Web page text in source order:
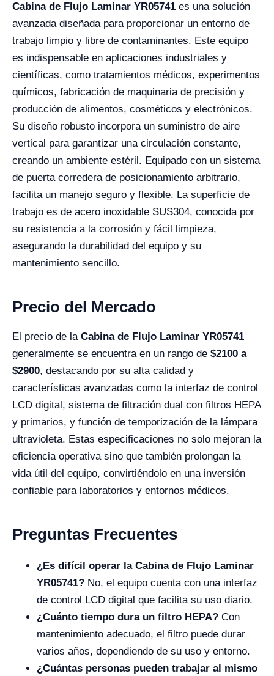
Cabina de Flujo Laminar YR05741 es una solución
avanzada diseñada para proporcionar un entorno de
trabajo limpio y libre de contaminantes. Este equipo
es indispensable en aplicaciones industriales y
científicas, como tratamientos médicos, experimentos
químicos, fabricación de maquinaria de precisión y
producción de alimentos, cosméticos y electrónicos.
Su diseño robusto incorpora un suministro de aire
vertical para garantizar una circulación constante,
creando un ambiente estéril. Equipado con un sistema
de puerta corredera de posicionamiento arbitrario,
facilita un manejo seguro y flexible. La superficie de
trabajo es de acero inoxidable SUS304, conocida por
su resistencia a la corrosión y fácil limpieza,
asegurando la durabilidad del equipo y su
mantenimiento sencillo.
Precio del Mercado
El precio de la Cabina de Flujo Laminar YR05741
generalmente se encuentra en un rango de $2100 a
$2900, destacando por su alta calidad y
características avanzadas como la interfaz de control
LCD digital, sistema de filtración dual con filtros HEPA
y primarios, y función de temporización de la lámpara
ultravioleta. Estas especificaciones no solo mejoran la
eficiencia operativa sino que también prolongan la
vida útil del equipo, convirtiéndolo en una inversión
confiable para laboratorios y entornos médicos.
Preguntas Frecuentes
¿Es difícil operar la Cabina de Flujo Laminar
YR05741? No, el equipo cuenta con una interfaz
de control LCD digital que facilita su uso diario.
¿Cuánto tiempo dura un filtro HEPA? Con
mantenimiento adecuado, el filtro puede durar
varios años, dependiendo de su uso y entorno.
¿Cuántas personas pueden trabajar al mismo